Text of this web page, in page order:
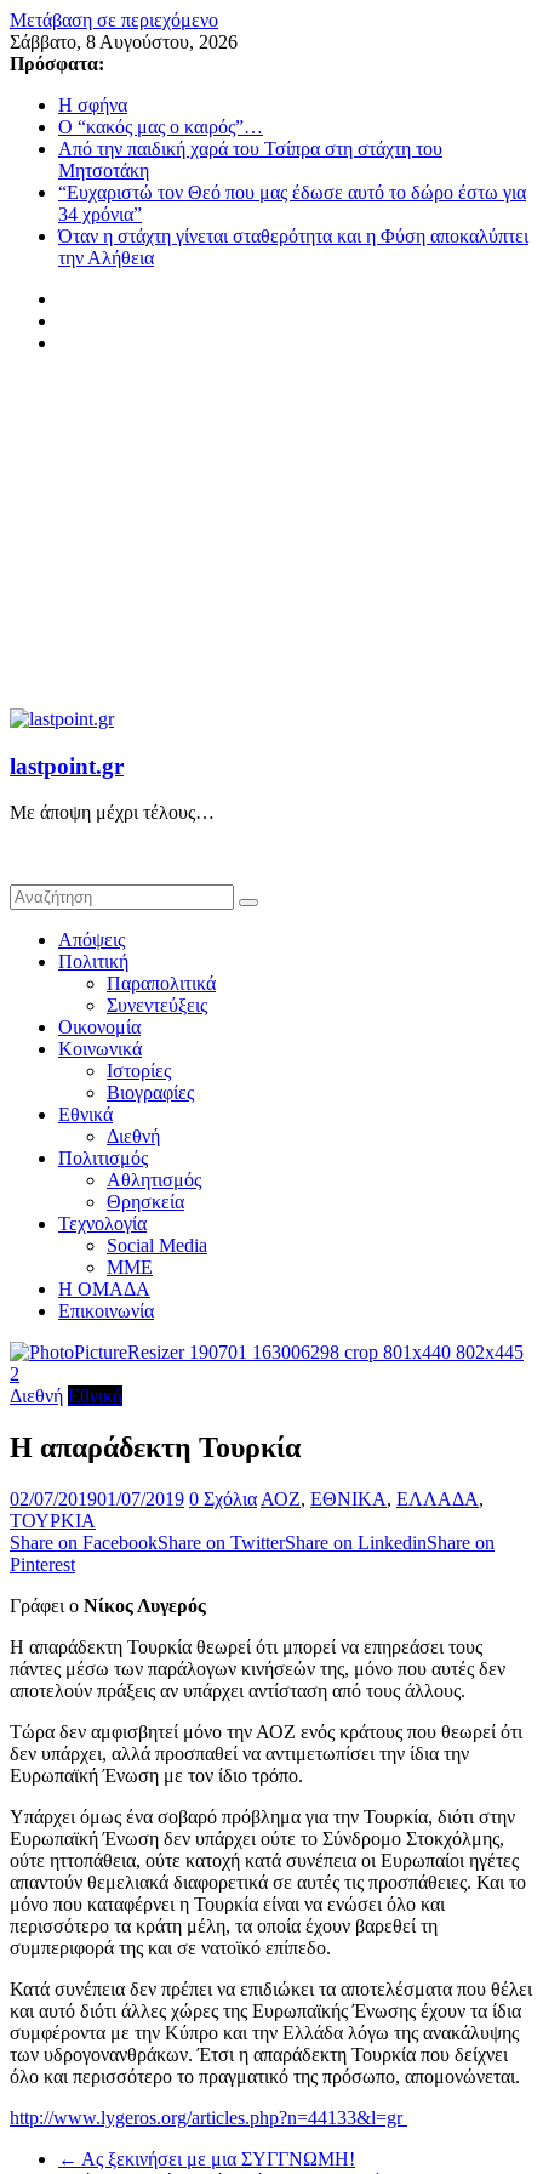
Μετάβαση σε περιεχόμενο
Σάββατο, 8 Αυγούστου, 2026
Πρόσφατα:
Η σφήνα
Ο “κακός μας ο καιρός”…
Από την παιδική χαρά του Τσίπρα στη στάχτη του
Μητσοτάκη
“Ευχαριστώ τον Θεό που μας έδωσε αυτό το δώρο έστω για
34 χρόνια”
Όταν η στάχτη γίνεται σταθερότητα και η Φύση αποκαλύπτει
την Αλήθεια
lastpoint.gr
Με άποψη μέχρι τέλους…
Απόψεις
Πολιτική
Παραπολιτικά
Συνεντεύξεις
Οικονομία
Κοινωνικά
Ιστορίες
Βιογραφίες
Εθνικά
Διεθνή
Πολιτισμός
Αθλητισμός
Θρησκεία
Τεχνολογία
Social Media
ΜΜΕ
Η ΟΜΑΔΑ
Επικοινωνία
Διεθνή Εθνικά
Η απαράδεκτη Τουρκία
02/07/201901/07/2019 0 Σχόλια ΑΟΖ, ΕΘΝΙΚΑ, ΕΛΛΑΔΑ,
ΤΟΥΡΚΙΑ
Share on FacebookShare on TwitterShare on LinkedinShare on
Pinterest
Γράφει ο Νίκος Λυγερός
Η απαράδεκτη Τουρκία θεωρεί ότι μπορεί να επηρεάσει τους
πάντες μέσω των παράλογων κινήσεών της, μόνο που αυτές δεν
αποτελούν πράξεις αν υπάρχει αντίσταση από τους άλλους.
Τώρα δεν αμφισβητεί μόνο την ΑΟΖ ενός κράτους που θεωρεί ότι
δεν υπάρχει, αλλά προσπαθεί να αντιμετωπίσει την ίδια την
Ευρωπαϊκή Ένωση με τον ίδιο τρόπο.
Υπάρχει όμως ένα σοβαρό πρόβλημα για την Τουρκία, διότι στην
Ευρωπαϊκή Ένωση δεν υπάρχει ούτε το Σύνδρομο Στοκχόλμης,
ούτε ηττοπάθεια, ούτε κατοχή κατά συνέπεια οι Ευρωπαίοι ηγέτες
απαντούν θεμελιακά διαφορετικά σε αυτές τις προσπάθειες. Και το
μόνο που καταφέρνει η Τουρκία είναι να ενώσει όλο και
περισσότερο τα κράτη μέλη, τα οποία έχουν βαρεθεί τη
συμπεριφορά της και σε νατοϊκό επίπεδο.
Κατά συνέπεια δεν πρέπει να επιδιώκει τα αποτελέσματα που θέλει
και αυτό διότι άλλες χώρες της Ευρωπαϊκής Ένωσης έχουν τα ίδια
συμφέροντα με την Κύπρο και την Ελλάδα λόγω της ανακάλυψης
των υδρογονανθράκων. Έτσι η απαράδεκτη Τουρκία που δείχνει
όλο και περισσότερο το πραγματικό της πρόσωπο, απομονώνεται.
http://www.lygeros.org/articles.php?n=44133&l=gr
← Ας ξεκινήσει με μια ΣΥΓΓΝΩΜΗ!